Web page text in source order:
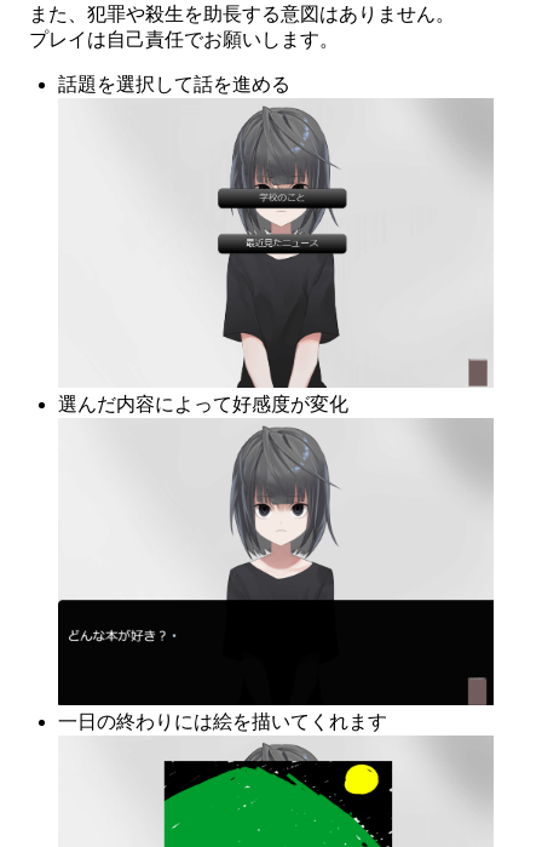
また、犯罪や殺生を助長する意図はありません。
プレイは自己責任でお願いします。
話題を選択して話を進める
選んだ内容によって好感度が変化
一日の終わりには絵を描いてくれます